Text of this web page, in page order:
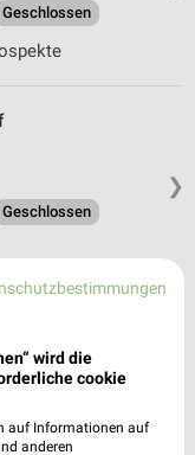
Geschlossen
❯
Geschlossen
wird die
cookie
auf Informationen auf
anderen